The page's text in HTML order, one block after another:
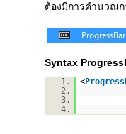
ต้องมีการคำนวณ
Syntax
1. <
2.
3.
4.